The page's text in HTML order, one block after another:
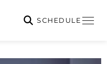
SCHEDULE